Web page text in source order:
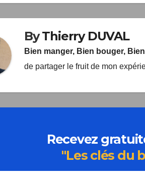
By Thierry DUVAL
Bien manger, Bien bouger,
Recevez
"Les clés du